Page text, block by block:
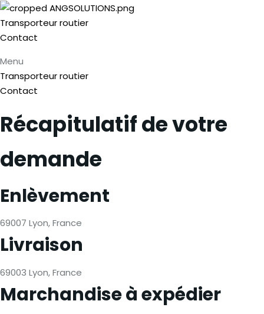
Transporteur routier
Contact
Menu
Transporteur routier
Contact
Récapitulatif de votre
demande
Enlèvement
69007 Lyon, France
Livraison
69003 Lyon, France
Marchandise à expédier